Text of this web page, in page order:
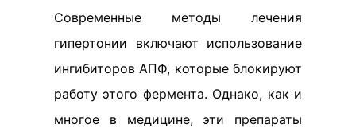
Современные методы лечения
гипертонии включают использование
ингибиторов АПФ, которые блокируют
работу этого фермента. Однако, как и
многое в медицине, эти препараты